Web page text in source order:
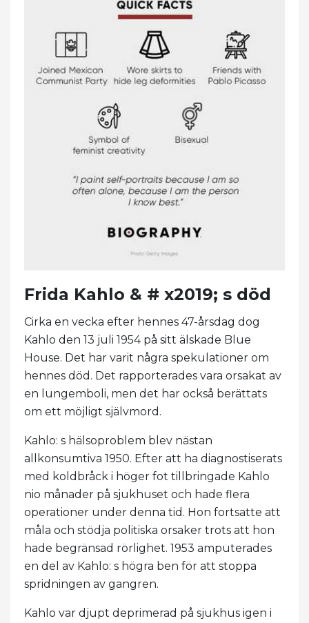
Frida Kahlo & # x2019; s död
Cirka en vecka efter hennes 47-årsdag dog
Kahlo den 13 juli 1954 på sitt älskade Blue
House. Det har varit några spekulationer om
hennes död. Det rapporterades vara orsakat av
en lungemboli, men det har också berättats
om ett möjligt självmord.
Kahlo: s hälsoproblem blev nästan
allkonsumtiva 1950. Efter att ha diagnostiserats
med koldbråck i höger fot tillbringade Kahlo
nio månader på sjukhuset och hade flera
operationer under denna tid. Hon fortsatte att
måla och stödja politiska orsaker trots att hon
hade begränsad rörlighet. 1953 amputerades
en del av Kahlo: s högra ben för att stoppa
spridningen av gangren.
Kahlo var djupt deprimerad på sjukhus igen i